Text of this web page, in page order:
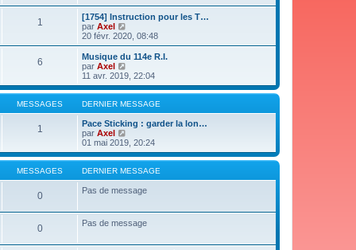
n
i
r
m
e
s
a
g
e
1
[1754] Instruction pour les T…
par Axel
o
i
r
e
d
e
r
n
i
r
m
e
s
s
a
20 févr. 2020, 08:48
6
Musique du 114e R.I.
par Axel
o
i
r
l
e
d
r
n
i
e
r
m
a
e
11 avr. 2019, 22:04
MESSAGES DERNIER MESSAGE
1
Pace Sticking : garder la lon…
par Axel
o
i
r
l
e
d
i
r
01 mai 2019, 20:24
MESSAGES DERNIER MESSAGE
0 Pas de message
0 Pas de message